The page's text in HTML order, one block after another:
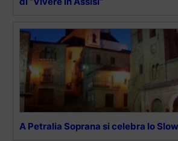
A Petralia Soprana si celebra lo